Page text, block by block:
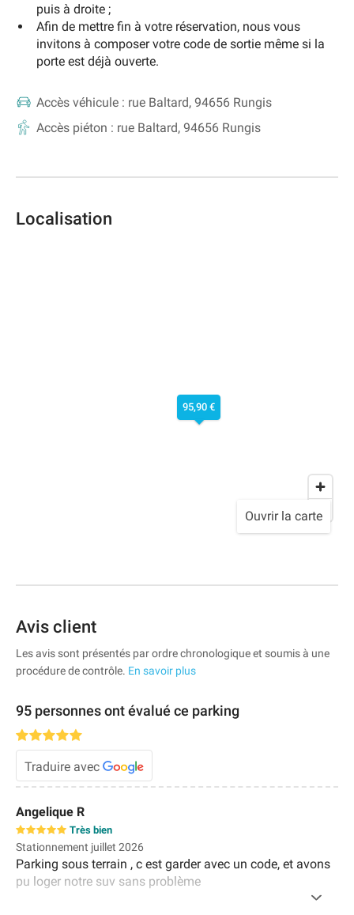
puis à droite ;
Afin de mettre fin à votre réservation, nous vous
invitons à composer votre code de sortie même si la
porte est déjà ouverte.
Accès véhicule : rue Baltard, 94656 Rungis
Accès piéton : rue Baltard, 94656 Rungis
Localisation
95,90 €
Ouvrir la carte
Avis client
Les avis sont présentés par ordre chronologique et soumis à une
procédure de contrôle. En savoir plus
95 personnes ont évalué ce parking
Traduire avec
Angelique R
Très bien
Stationnement juillet 2026
Parking sous terrain , c est garder avec un code, et avons
pu loger notre suv sans problème